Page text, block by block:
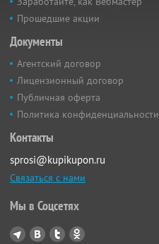
Прошедшие акции
Документы
Агентский договор
Лицензионный договор
Публичная оферта
Политика конфиденциальности
Контакты
sprosi@kupikupon.ru
Связаться с нами
Мы в Соцсетях